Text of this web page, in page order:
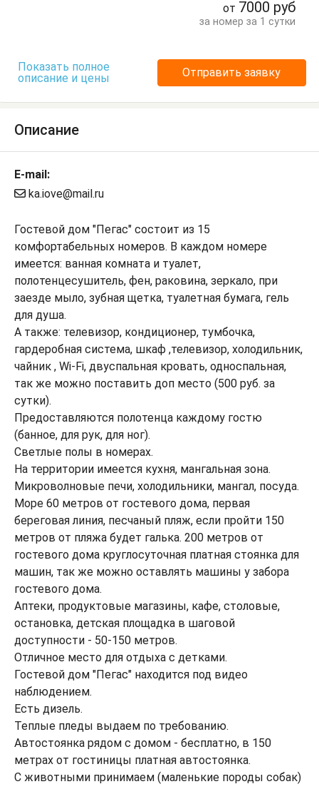
от 7000 руб
за номер за 1 сутки
Показать полное
описание и цены
Отправить заявку
Описание
E-mail:
ka.iove@mail.ru
Гостевой дом "Пегас" состоит из 15
комфортабельных номеров. В каждом номере
имеется: ванная комната и туалет,
полотенцесушитель, фен, раковина, зеркало, при
заезде мыло, зубная щетка, туалетная бумага, гель
для душа.
А также: телевизор, кондиционер, тумбочка,
гардеробная система, шкаф ,телевизор, холодильник,
чайник , Wi-Fi, двуспальная кровать, односпальная,
так же можно поставить доп место (500 руб. за
сутки).
Предоставляются полотенца каждому гостю
(банное, для рук, для ног).
Светлые полы в номерах.
На территории имеется кухня, мангальная зона.
Микроволновые печи, холодильники, мангал, посуда.
Море 60 метров от гостевого дома, первая
береговая линия, песчаный пляж, если пройти 150
метров от пляжа будет галька. 200 метров от
гостевого дома круглосуточная платная стоянка для
машин, так же можно оставлять машины у забора
гостевого дома.
Аптеки, продуктовые магазины, кафе, столовые,
остановка, детская площадка в шаговой
доступности - 50-150 метров.
Отличное место для отдыха с детками.
Гостевой дом "Пегас" находится под видео
наблюдением.
Есть дизель.
Теплые пледы выдаем по требованию.
Автостоянка рядом с домом - бесплатно, в 150
метрах от гостиницы платная автостоянка.
С животными принимаем (маленькие породы собак)